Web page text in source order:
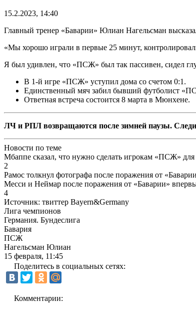
15.2.2023, 14:40
Главный тренер «Баварии» Юлиан Нагельсман
«Мы хорошо играли в первые 25 минут,
Я был удивлен, что «ПСЖ» был так пассивен, сидел
В 1-й игре «ПСЖ» уступил дома со счетом 0:1.
Единственный мяч забил бывший футболист
Ответная встреча состоится 8 марта в Мюнхене.
ЛЧ и РПЛ возвращаются после зимней паузы.
Новости по теме
Мбаппе сказал, что нужно сделать игрокам «ПСЖ» для
2
Рамос толкнул фотографа после поражения от
Месси и Неймар после поражения от «Баварии»
4
Источник: твиттер Bayern&Germany
Лига чемпионов
Германия. Бундеслига
Бавария
ПСЖ
Нагельсман Юлиан
15 февраля, 11:45
Поделитесь в социальных сетях:
Комментарии: